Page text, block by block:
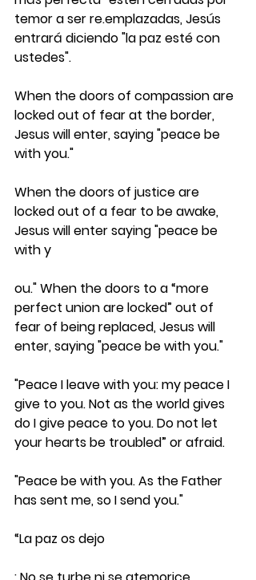
temor a ser re.emplazadas, Jesús
entrará diciendo "la paz esté con
ustedes".
When the doors of compassion are
locked out of fear at the border,
Jesus will enter, saying "peace be
with you."
When the doors of justice are
locked out of a fear to be awake,
Jesus will enter saying "peace be
with y
ou." When the doors to a “more
perfect union are locked” out of
fear of being replaced, Jesus will
enter, saying "peace be with you."
"Peace I leave with you: my peace I
give to you. Not as the world gives
do I give peace to you. Do not let
your hearts be troubled” or afraid.
"Peace be with you. As the Father
has sent me, so I send you."
“La paz os dejo